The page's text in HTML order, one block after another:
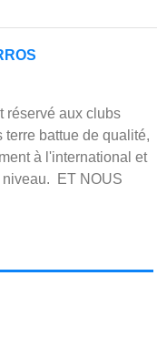
réservé aux clubs
battue de qualité,
à l'international et
niveau. ET NOUS